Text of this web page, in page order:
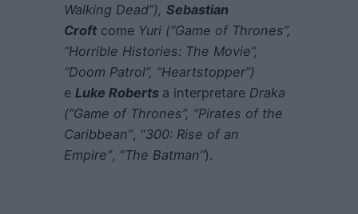
Walking Dead”), Sebastian
Croft come Yuri (“Game of Thrones”,
“Horrible Histories: The Movie”,
“Doom Patrol”, “Heartstopper”)
e Luke Roberts a interpretare Draka
(“Game of Thrones”, “Pirates of the
Caribbean”, “300: Rise of an
Empire”, “The Batman”).